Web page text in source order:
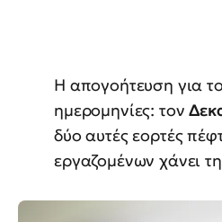
Η απογοήτευση για
ημερομηνίες: τον
δύο αυτές εορτές
εργαζομένων χάνει